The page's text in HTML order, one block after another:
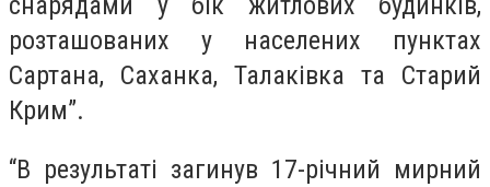
розташованих у населених пунктах
Сартана, Саханка, Талаківка та Старий
Крим”.
“В результаті загинув 17-річний мирний